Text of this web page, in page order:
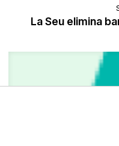
La Seu elimina